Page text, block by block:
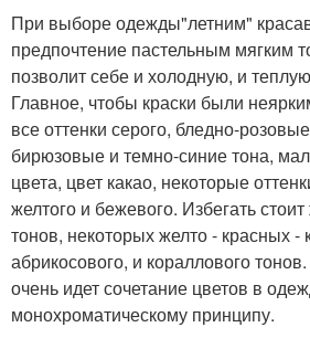
При выборе одежды"летним"
предпочтение пастельным мягким
позволит себе и холодную, и
Главное, чтобы краски были
все оттенки серого, бледно-
бирюзовые и темно-синие тона,
цвета, цвет какао, некоторые
желтого и бежевого. Избегать
тонов, некоторых желто - красных -
абрикосового, и кораллового
очень идет сочетание цветов в
монохроматическому принципу.